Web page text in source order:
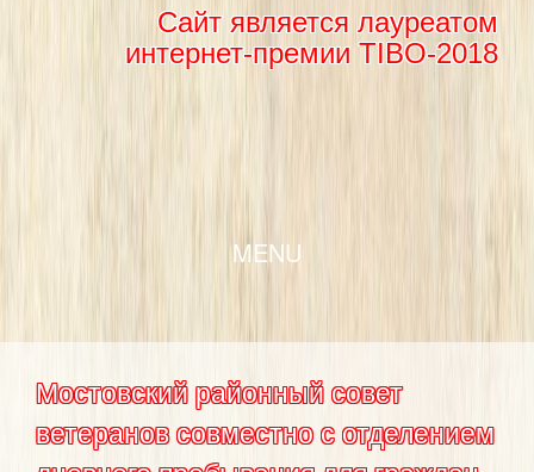
Сайт является лауреатом
интернет-премии TIBO-2018
MENU
Мостовский районный совет
ветеранов совместно с отделением